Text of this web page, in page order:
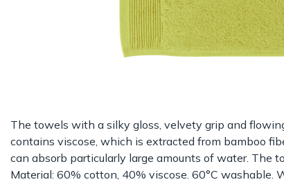
The towels with a silky gloss, velvety grip and
contains viscose, which is extracted from bamboo
can absorb particularly large amounts of water. The
Material: 60% cotton, 40% viscose. 60°C washable.